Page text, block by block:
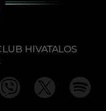
HIVATALOS